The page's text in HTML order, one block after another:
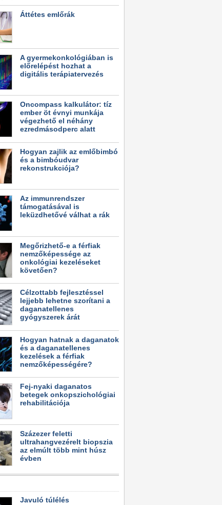
Áttétes emlőrák
A gyermekonkológiában is
előrelépést hozhat a
digitális terápiatervezés
Oncompass kalkulátor: tíz
ember öt évnyi munkája
végezhető el néhány
ezredmásodperc alatt
Hogyan zajlik az emlőbimbó
és a bimbóudvar
rekonstrukciója?
Az immunrendszer
támogatásával is
leküzdhetővé válhat a rák
Megőrizhető-e a férfiak
nemzőképessége az
onkológiai kezeléseket
követően?
Célzottabb fejlesztéssel
lejjebb lehetne szorítani a
daganatellenes
gyógyszerek árát
Hogyan hatnak a daganatok
és a daganatellenes
kezelések a férfiak
nemzőképességére?
Fej-nyaki daganatos
betegek onkopszichológiai
rehabilitációja
Százezer feletti
ultrahangvezérelt biopszia
az elmúlt több mint húsz
évben
Javuló túlélés